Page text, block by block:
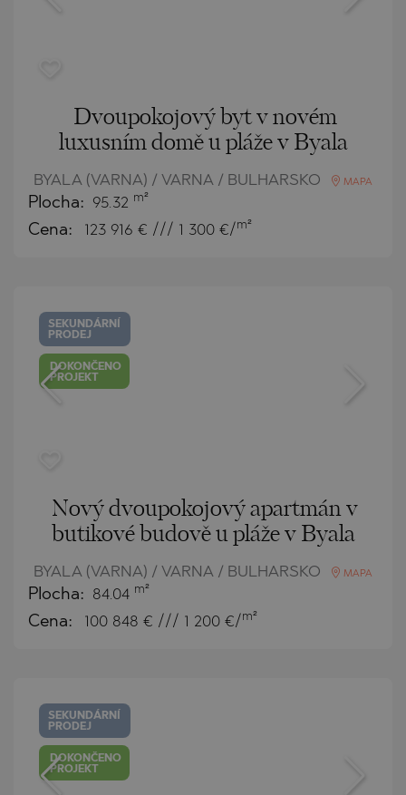
Dvoupokojový byt v novém
luxusním domě u pláže v Byala
BYALA (VARNA) / VARNA / BULHARSKO MAPA
Plocha: 95.32 m²
Cena: 123 916 € /// 1 300 €/ m²
SEKUNDÁRNÍ
PRODEJ
DOKONČENO
PROJEKT
Nový dvoupokojový apartmán v
butikové budově u pláže v Byala
BYALA (VARNA) / VARNA / BULHARSKO MAPA
Plocha: 84.04 m²
Cena: 100 848 € /// 1 200 €/ m²
SEKUNDÁRNÍ
PRODEJ
DOKONČENO
PROJEKT